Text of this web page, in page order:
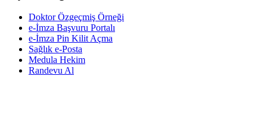
Doktor Özgeçmiş Örneği
e-İmza Başvuru Portalı
e-İmza Pin Kilit Açma
Sağlık e-Posta
Medula Hekim
Randevu Al